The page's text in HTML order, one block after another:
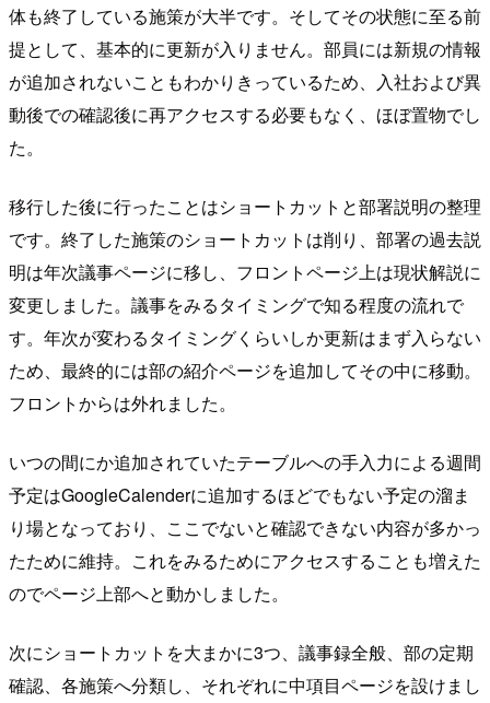
体も終了している施策が大半です。そしてその状態に至る前
提として、基本的に更新が入りません。部員には新規の情報
が追加されないこともわかりきっているため、入社および異
動後での確認後に再アクセスする必要もなく、ほぼ置物でし
た。
移行した後に行ったことはショートカットと部署説明の整理
です。終了した施策のショートカットは削り、部署の過去説
明は年次議事ページに移し、フロントページ上は現状解説に
変更しました。議事をみるタイミングで知る程度の流れで
す。年次が変わるタイミングくらいしか更新はまず入らない
ため、最終的には部の紹介ページを追加してその中に移動。
フロントからは外れました。
いつの間にか追加されていたテーブルへの手入力による週間
予定はGoogleCalenderに追加するほどでもない予定の溜ま
り場となっており、ここでないと確認できない内容が多かっ
たために維持。これをみるためにアクセスすることも増えた
のでページ上部へと動かしました。
次にショートカットを大まかに3つ、議事録全般、部の定期
確認、各施策へ分類し、それぞれに中項目ページを設けまし